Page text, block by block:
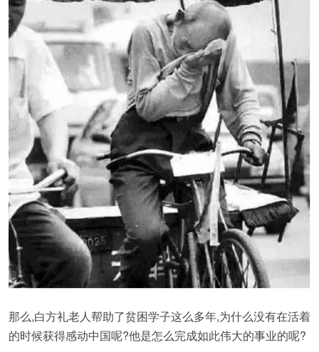
那么,白方礼老人帮助了贫困学子这么多年,为什么没有在活着
的时候获得感动中国呢?他是怎么完成如此伟大的事业的呢?